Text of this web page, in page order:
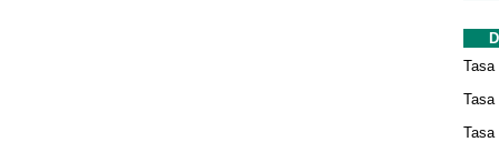
Tasa
Tasa
Tasa